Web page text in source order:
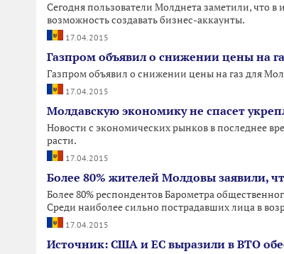
Сегодня пользователи Молднета заметили, что в
возможность создавать бизнес-аккаунты.
17.04.2015
Газпром объявил о снижении цены на
Газпром объявил о снижении цены на газ для
17.04.2015
Молдавскую экономику не спасет
Новости с экономических рынков в последнее
расти.
17.04.2015
Более 80% жителей Молдовы заявили,
Более 80% респондентов Барометра
Среди наиболее сильно пострадавших лица в
17.04.2015
Источник: США и ЕС выразили в ВТО